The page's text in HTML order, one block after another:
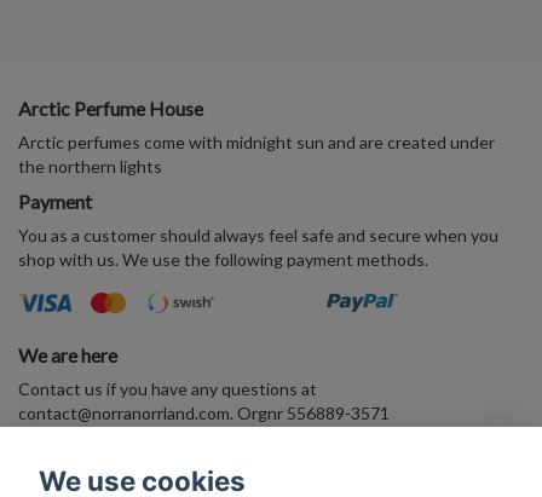
Arctic Perfume House
Arctic perfumes come with midnight sun and are created under
the northern lights
Payment
You as a customer should always feel safe and secure when you
shop with us. We use the following payment methods.
We are here
Contact us if you have any questions at
contact@norranorrland.com. Orgnr 556889-3571
We use cookies